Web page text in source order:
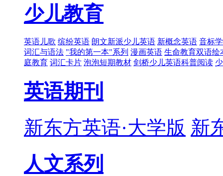
少儿教育
英语儿歌 缤纷英语 朗文新派少儿英语 新概念英语 音标
词汇与语法 "我的第一本"系列 漫画英语 生命教育双语绘
庭教育 词汇卡片 泡泡短期教材 剑桥少儿英语科普阅读
英语期刊
新东方英语·大学版 新
人文系列